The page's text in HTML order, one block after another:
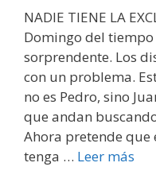
NADIE TIENE LA
Domingo del
sorprendente. Los
con un problema.
no es Pedro, sino
que andan
Ahora pretende
tenga … Leer más